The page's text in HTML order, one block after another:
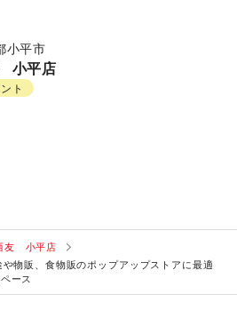
小平市
小平店
ト
友 小平店
物販、食物販のポップアップストアに最適
ース